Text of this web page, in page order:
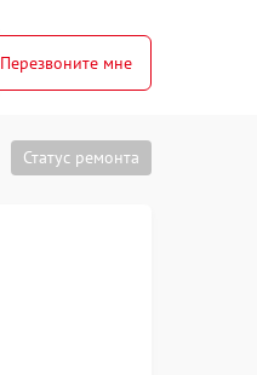
Перезвоните мне
Статус ремонта